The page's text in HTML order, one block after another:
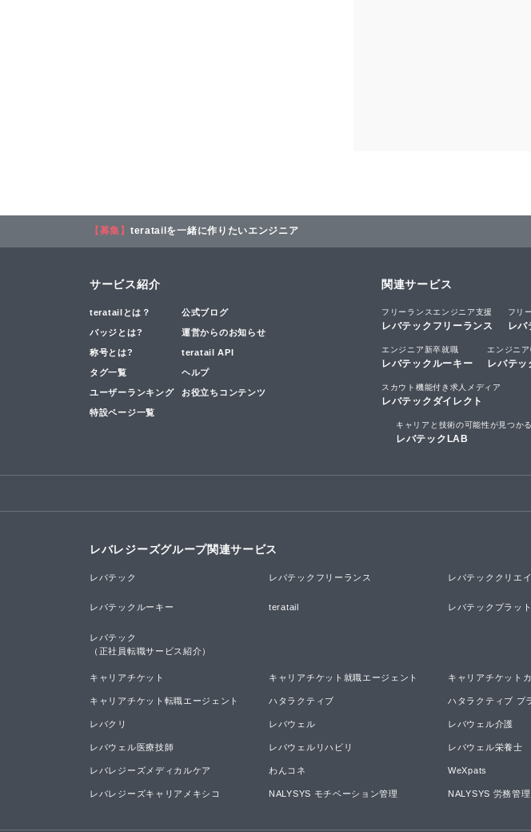
【募集】 teratailを一緒に作りたいエンジニア
サービス紹介
teratailとは？ 公式ブログ
バッジとは? 運営からのお知らせ
称号とは? teratail API
タグ一覧 ヘルプ
ユーザーランキング お役立ちコンテンツ
特設ページ一覧
関連サービス
フリーランスエンジニア支援
レバテックフリーランス
フリ
レバ
エンジニア新卒就職
レバテックルーキー
エンジニ
レバテッ
スカウト機能付き求人メディア
レバテックダイレクト
キャリアと技術の可能性が見つか
レバテックLAB
レバレジーズグループ関連サービス
レバテック レバテックフリーランス レバテッククリエ
レバテックルーキー teratail レバテックプラッ
レバテック
（正社員転職サービス紹介）
キャリアチケット キャリアチケット就職エージェント キャリアチケット
キャリアチケット転職エージェント ハタラクティブ ハタラクティブ プ
レバクリ レバウェル レバウェル介護
レバウェル医療技師 レバウェルリハビリ レバウェル栄養士
レバレジーズメディカルケア わんコネ WeXpats
レバレジーズキャリアメキシコ NALYSYS モチベーション管理 NALYSYS 労務管理